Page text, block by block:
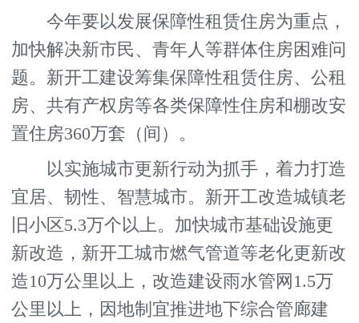
今年要以发展保障性租赁住房为重点，
加快解决新市民、青年人等群体住房困难问
题。新开工建设筹集保障性租赁住房、公租
房、共有产权房等各类保障性住房和棚改安
置住房360万套（间）。
以实施城市更新行动为抓手，着力打造
宜居、韧性、智慧城市。新开工改造城镇老
旧小区5.3万个以上。加快城市基础设施更
新改造，新开工城市燃气管道等老化更新改
造10万公里以上，改造建设雨水管网1.5万
公里以上，因地制宜推进地下综合管廊建